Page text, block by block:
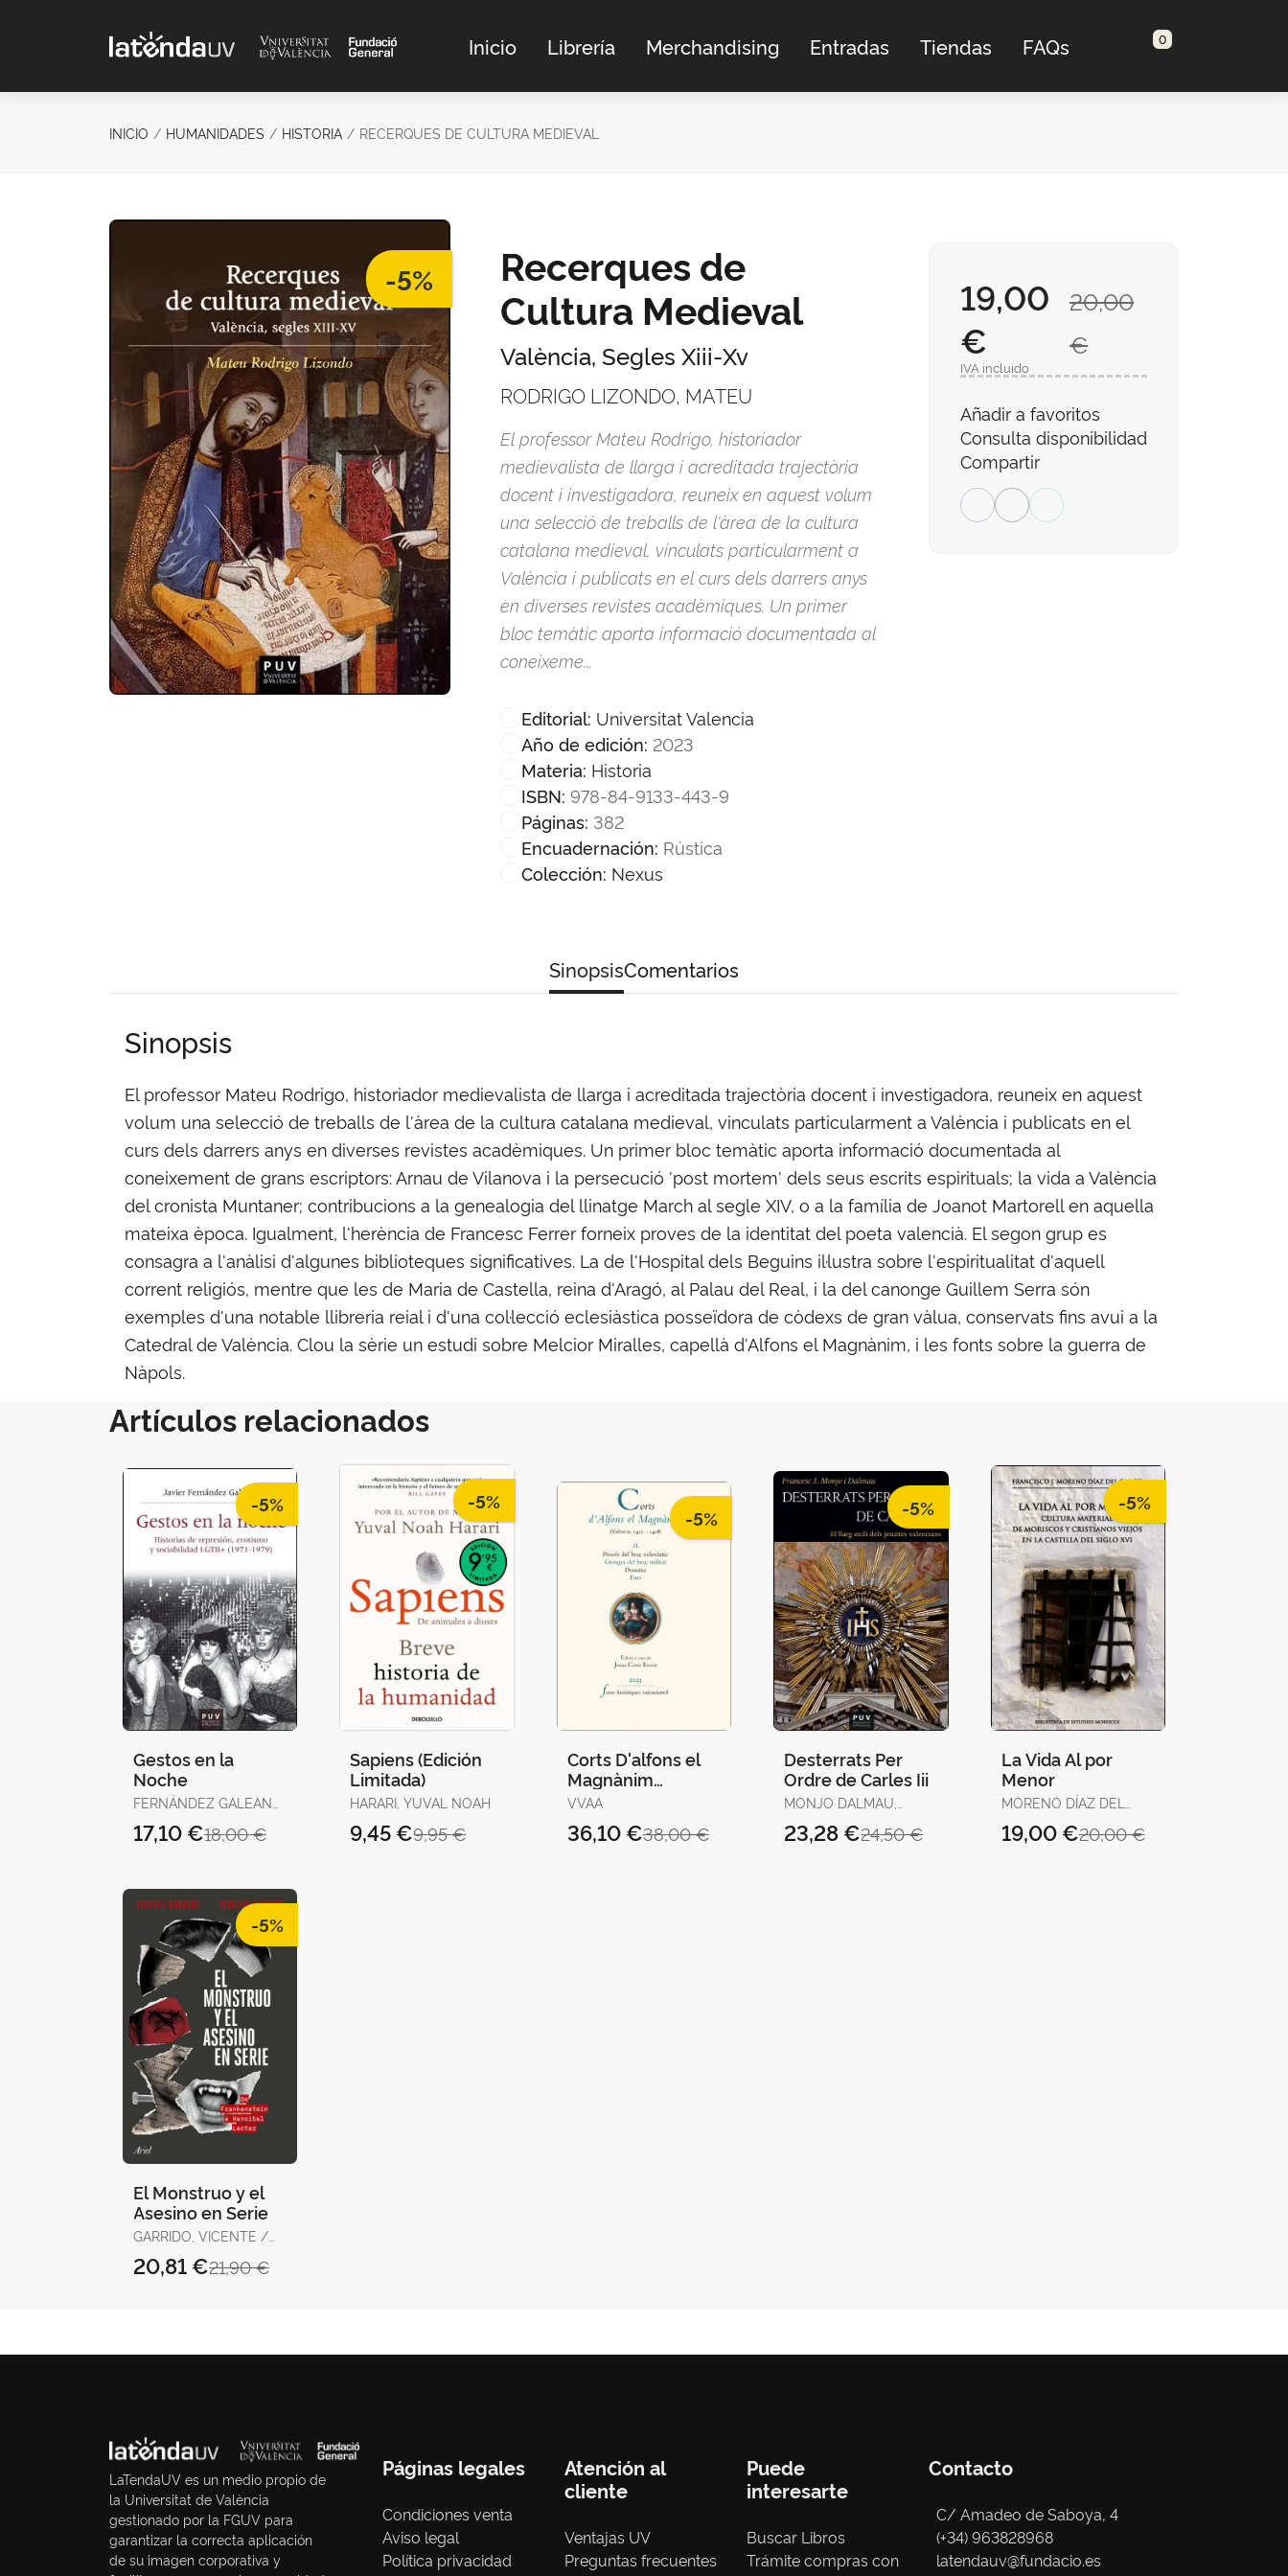
Inicio Librería Merchandising Entradas Tiendas FAQs 0
INICIO HUMANIDADES HISTORIA RECERQUES DE CULTURA MEDIEVAL
-5%
Recerques de
Cultura Medieval
València, Segles Xiii-Xv
RODRIGO LIZONDO, MATEU
El professor Mateu Rodrigo, historiador
medievalista de llarga i acreditada trajectòria
docent i investigadora, reuneix en aquest volum
una selecció de treballs de l'àrea de la cultura
catalana medieval, vinculats particularment a
València i publicats en el curs dels darrers anys
en diverses revistes acadèmiques. Un primer
bloc temàtic aporta informació documentada al
coneixeme...
Editorial: Universitat Valencia
Año de edición: 2023
Materia: Historia
ISBN: 978-84-9133-443-9
Páginas: 382
Encuadernación: Rústica
Colección: Nexus
20,00
€
19,00
€
IVA incluido
Añadir a favoritos
Consulta disponibilidad
Compartir
SinopsisComentarios
Sinopsis
El professor Mateu Rodrigo, historiador medievalista de llarga i acreditada trajectòria docent i investigadora, reuneix en aquest
volum una selecció de treballs de l'àrea de la cultura catalana medieval, vinculats particularment a València i publicats en el
curs dels darrers anys en diverses revistes acadèmiques. Un primer bloc temàtic aporta informació documentada al
coneixement de grans escriptors: Arnau de Vilanova i la persecució 'post mortem' dels seus escrits espirituals; la vida a València
del cronista Muntaner; contribucions a la genealogia del llinatge March al segle XIV, o a la família de Joanot Martorell en aquella
mateixa època. Igualment, l'herència de Francesc Ferrer forneix proves de la identitat del poeta valencià. El segon grup es
consagra a l'anàlisi d'algunes biblioteques significatives. La de l'Hospital dels Beguins il·lustra sobre l'espiritualitat d'aquell
corrent religiós, mentre que les de Maria de Castella, reina d'Aragó, al Palau del Real, i la del canonge Guillem Serra són
exemples d'una notable llibreria reial i d'una col·lecció eclesiàstica posseïdora de còdexs de gran vàlua, conservats fins avui a la
Catedral de València. Clou la sèrie un estudi sobre Melcior Miralles, capellà d'Alfons el Magnànim, i les fonts sobre la guerra de
Nàpols.
Artículos relacionados
-5%
Gestos en la
Noche
FERNÁNDEZ GALEANO,
18,00 €
17,10 €
-5%
Sapiens (Edición
Limitada)
HARARI, YUVAL NOAH
9,95 €
9,45 €
-5%
Corts D'alfons el
Magnànim
(València, 1417-
VVAA
38,00 €
36,10 €
-5%
Desterrats Per
Ordre de Carles Iii
MONJO DALMAU,
24,50 €
23,28 €
-5%
La Vida Al por
Menor
MORENO DÍAZ DEL
20,00 €
19,00 €
-5%
El Monstruo y el
Asesino en Serie
GARRIDO, VICENTE /
21,90 €
20,81 €
LaTendaUV es un medio propio de
la Universitat de València
gestionado por la FGUV para
garantizar la correcta aplicación
de su imagen corporativa y
Páginas legales
Condiciones venta
Aviso legal
Política privacidad
Atención al
cliente
Ventajas UV
Preguntas frecuentes
Puede
interesarte
Buscar Libros
Trámite compras con
Contacto
C/ Amadeo de Saboya, 4
(+34) 963828968
latendauv@fundacio.es